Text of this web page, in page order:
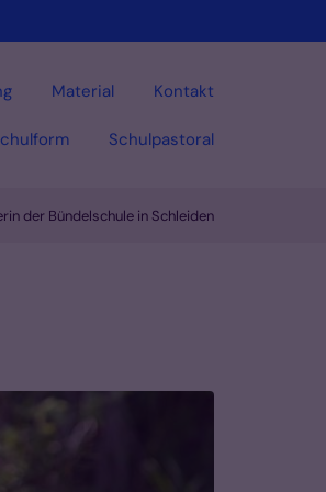
Schulpastoral
Material Kontakt
der Bündelschule in Schleiden